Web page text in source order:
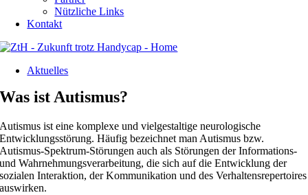
Nützliche Links
Kontakt
Aktuelles
Was ist Autismus?
Autismus ist eine komplexe und vielgestaltige neurologische
Entwicklungsstörung. Häufig bezeichnet man Autismus bzw.
Autismus-Spektrum-Störungen auch als Störungen der Informations-
und Wahrnehmungsverarbeitung, die sich auf die Entwicklung der
sozialen Interaktion, der Kommunikation und des Verhaltensrepertoires
auswirken.